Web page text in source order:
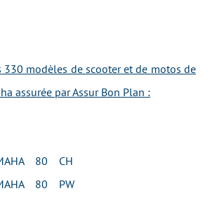
330 modèles de scooter et de motos de
assurée par Assur Bon Plan :
80 CH
80 PW